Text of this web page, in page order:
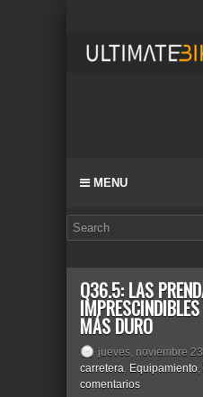
MENU
Q36.5: LAS
MÁS DURO
jueves, noviembre
carretera, Equipamiento,
comentarios